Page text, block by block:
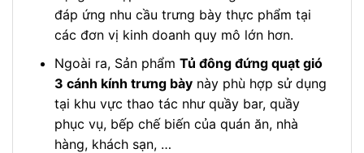
đáp ứng nhu cầu trưng bày thực phẩm tại
các đơn vị kinh doanh quy mô lớn hơn.
Ngoài ra, Sản phẩm Tủ đông đứng quạt gió
3 cánh kính trưng bàynày phù hợp sử dụng
tại khu vực thao tác như quầy bar, quầy
phục vụ, bếp chế biến của quán ăn, nhà
hàng, khách sạn, …